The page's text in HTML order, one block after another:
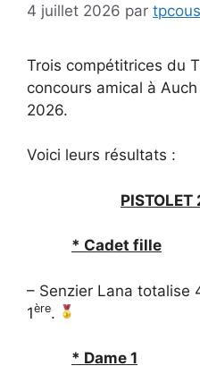
4 juillet 2026 par
Trois compétitrices du
concours amical à
2026.
Voici leurs résultats :
PISTOLET
* Cadet fille
– Senzier Lana totalise
1ère.
* Dame 1